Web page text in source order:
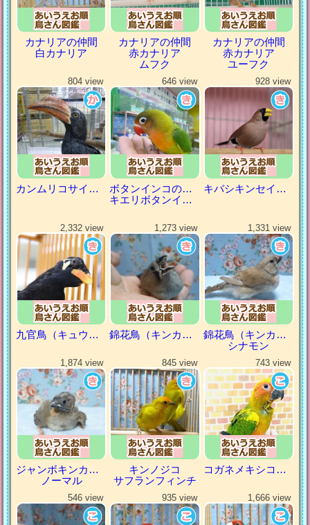
カナリアの仲間
白カナリア
カナリアの仲間
赤カナリア
ムフク
カナリアの仲間
赤カナリア
ユーフク
804 view
カンムリコサイチョウ
646 view
ボタンインコの仲間
キエリボタンインコ
928 view
キバシキンセイチョウ
2,332 view
九官鳥（キュウカンチョウ）
1,273 view
錦花鳥（キンカチョウ）
1,331 view
錦花鳥（キンカチョウ）
シナモン
1,874 view
ジャンボキンカチョウ
ノーマル
845 view
キンノジコ
サフランフィンチ
743 view
コガネメキシコインコ
546 view 935 view 1,666 view